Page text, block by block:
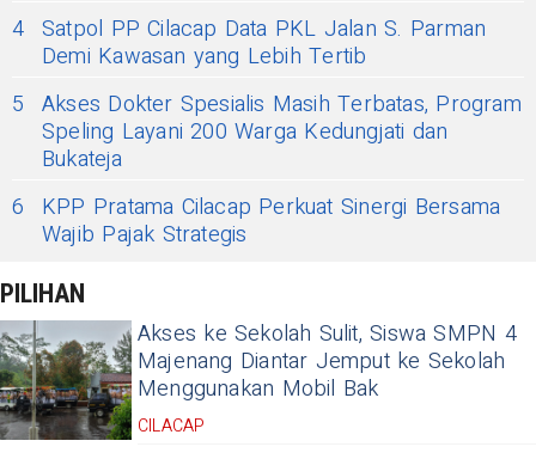
4 Satpol PP Cilacap Data PKL Jalan S. Parman
Demi Kawasan yang Lebih Tertib
5 Akses Dokter Spesialis Masih Terbatas, Program
Speling Layani 200 Warga Kedungjati dan
Bukateja
6
KPP Pratama Cilacap Perkuat Sinergi Bersama
Wajib Pajak Strategis
PILIHAN
Akses ke Sekolah Sulit, Siswa SMPN 4
Majenang Diantar Jemput ke Sekolah
Menggunakan Mobil Bak
CILACAP